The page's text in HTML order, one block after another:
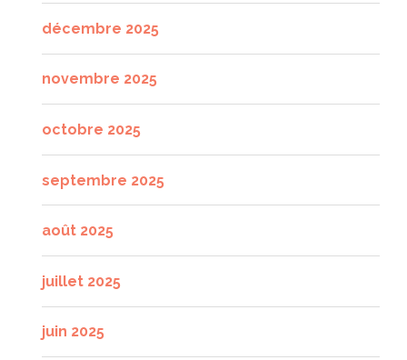
décembre 2025
novembre 2025
octobre 2025
septembre 2025
août 2025
juillet 2025
juin 2025